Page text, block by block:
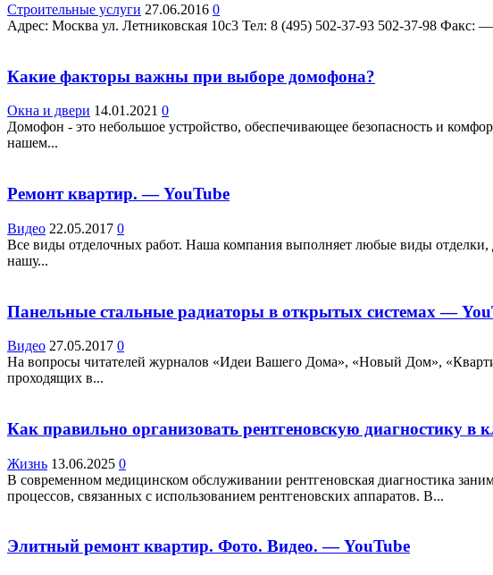
Строительные услуги 27.06.2016 0
Адрес: Москва ул. Летниковская 10с3 Teл: 8 (495) 502-37-93 502-37-98
Какие факторы важны при выборе домофона?
Окна и двери 14.01.2021 0
Домофон - это небольшое устройство, обеспечивающее безопасность и
нашем...
Ремонт квартир. — YouTube
Видео 22.05.2017 0
Все виды отделочных работ. Наша компания выполняет любые виды отделки,
нашу...
Панельные стальные радиаторы в открытых системах —
Видео 27.05.2017 0
На вопросы читателей журналов «Идеи Вашего Дома», «Новый Дом»,
проходящих в...
Как правильно организовать рентгеновскую диагностику в
Жизнь 13.06.2025 0
В современном медицинском обслуживании рентгеновская диагностика
процессов, связанных с использованием рентгеновских аппаратов. В...
Элитный ремонт квартир. Фото. Видео. — YouTube